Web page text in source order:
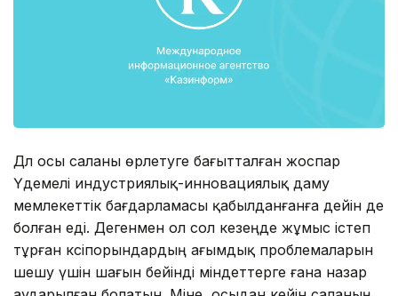
Дәл осы саланы өрлетуге бағытталған жоспар
Үдемелі индустриялық-инновациялық даму
мемлекеттік бағдарламасы қабылданғанға дейін де
болған еді. Дегенмен ол сол кезеңде жұмыс істеп
тұрған кәсіпорындардың ағымдық проблемаларын
шешу үшін шағын бейінді міндеттерге ғана назар